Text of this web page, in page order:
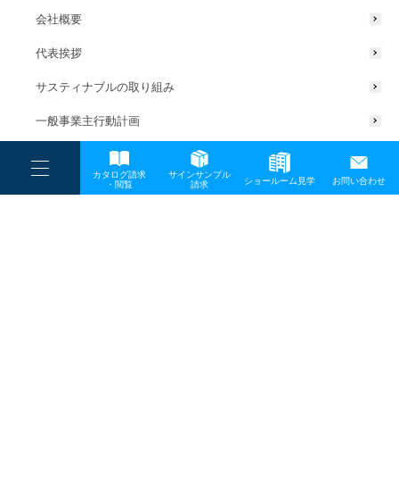
----
----
-
カタログ請求
・閲覧
サインサンプル
請求
ショールーム見学 お問い合わせ
会社概要
代表挨拶
サスティナブルの取り組み
一般事業主行動計画